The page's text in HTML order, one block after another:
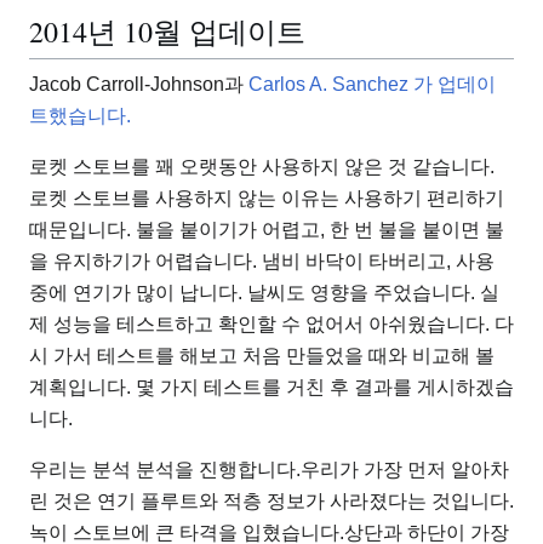
2014년 10월 업데이트
Jacob Carroll-Johnson과 Carlos A. Sanchez 가 업데이
트했습니다.
로켓 스토브를 꽤 오랫동안 사용하지 않은 것 같습니다.
로켓 스토브를 사용하지 않는 이유는 사용하기 편리하기
때문입니다. 불을 붙이기가 어렵고, 한 번 불을 붙이면 불
을 유지하기가 어렵습니다. 냄비 바닥이 타버리고, 사용
중에 연기가 많이 납니다. 날씨도 영향을 주었습니다. 실
제 성능을 테스트하고 확인할 수 없어서 아쉬웠습니다. 다
시 가서 테스트를 해보고 처음 만들었을 때와 비교해 볼
계획입니다. 몇 가지 테스트를 거친 후 결과를 게시하겠습
니다.
우리는 분석 분석을 진행합니다.우리가 가장 먼저 알아차
린 것은 연기 플루트와 적층 정보가 사라졌다는 것입니다.
녹이 스토브에 큰 타격을 입혔습니다.상단과 하단이 가장